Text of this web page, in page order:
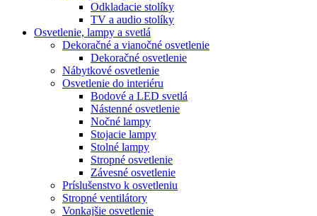
Odkladacie stolíky
TV a audio stolíky
Osvetlenie, lampy a svetlá
Dekoračné a vianočné osvetlenie
Dekoračné osvetlenie
Nábytkové osvetlenie
Osvetlenie do interiéru
Bodové a LED svetlá
Nástenné osvetlenie
Nočné lampy
Stojacie lampy
Stolné lampy
Stropné osvetlenie
Závesné osvetlenie
Príslušenstvo k osvetleniu
Stropné ventilátory
Vonkajšie osvetlenie